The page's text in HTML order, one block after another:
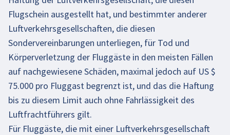
Flugschein ausgestellt hat, und bestimmter anderer
Luftverkehrsgesellschaften, die diesen
Sondervereinbarungen unterliegen, für Tod und
Körperverletzung der Fluggäste in den meisten Fällen
auf nachgewiesene Schäden, maximal jedoch auf US $
75.000 pro Fluggast begrenzt ist, und das die Haftung
bis zu diesem Limit auch ohne Fahrlässigkeit des
Luftfrachtführers gilt.
Für Fluggäste, die mit einer Luftverkehrsgesellschaft